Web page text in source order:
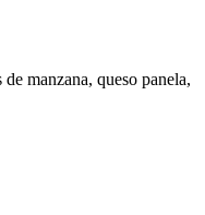
manzana, queso panela,